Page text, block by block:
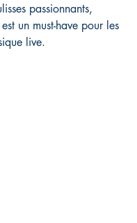
passionnants,
un must-have pour les
live.